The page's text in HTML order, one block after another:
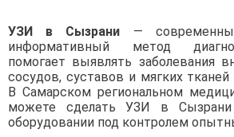
УЗИ в Сызрани —
информативный метод
помогает выявлять заболевания
сосудов, суставов и мягких тканей
В Самарском региональном
можете сделать УЗИ в
оборудовании под контролем